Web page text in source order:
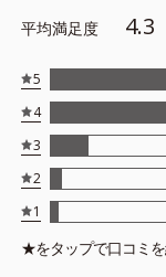
成分＊6、植物性
＊1 PEG-75、プ
モ葉エキス、ア
ン、水酸化Al ＊
ンシ葉エキス ＊7
※アレルギーテス
平均満足度 4.3
5
4
3
2
1
★をタップで口コミ